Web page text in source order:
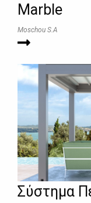
Marble
Moschou S.A
Σύστημα